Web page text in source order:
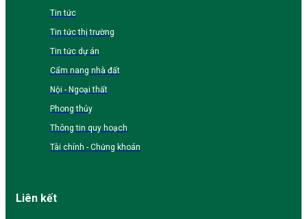
Tin tức
Tin tức thị trường
Tin tức dự án
Cẩm nang nhà đất
Nội - Ngoại thất
Phong thủy
Thông tin quy hoạch
Tài chính - Chứng khoán
Liên kết